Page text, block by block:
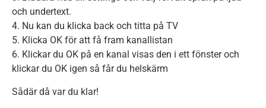
och undertext.
4. Nu kan du klicka back och titta på TV
5. Klicka OK för att få fram kanallistan
6. Klickar du OK på en kanal visas den i ett fönster och
klickar du OK igen så får du helskärm
Sådär då var du klar!